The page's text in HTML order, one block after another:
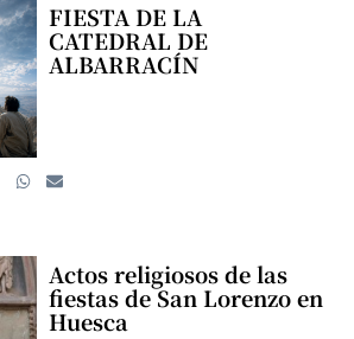
FIESTA DE LA
CATEDRAL DE
ALBARRACÍN
Actos religiosos de las
fiestas de San Lorenzo en
Huesca